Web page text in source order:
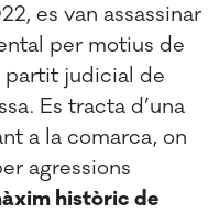
es van assassinar
per motius de
partit judicial de
Es tracta d’una
a la comarca, on
agressions
històric de